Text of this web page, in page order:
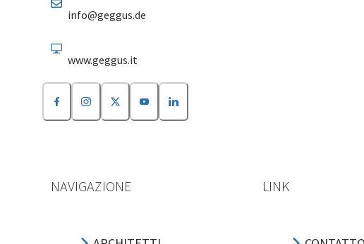
info@geggus.de
www.geggus.it
NAVIGAZIONE LINK